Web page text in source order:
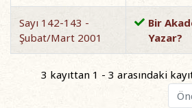
Sayı 142-143 -
Şubat/Mart 2001
Bir
Yazar?
3 kayıttan 1 - 3 arasındaki